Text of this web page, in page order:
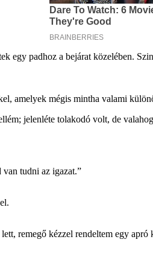
egy padhoz a bejárat közelében.
amelyek mégis mintha valami
jelenléte tolakodó volt, de
tudni az igazat.”
remegő kézzel rendeltem egy apró